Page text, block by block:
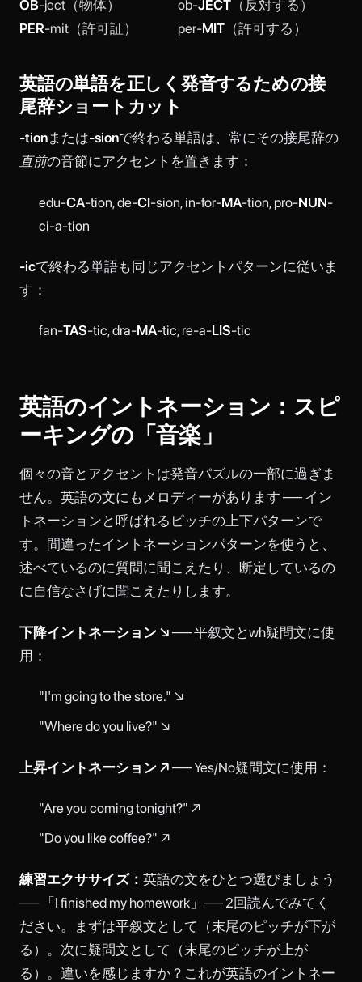
OB-ject（物体） ob-JECT （反対する）
PER-mit（許可証） per-MIT （許可する）
英語の単語を正しく発音するための接
尾辞ショートカット
-tionまたは-sionで終わる単語は、常にその接尾辞の
直前の音節にアクセントを置きます：
edu-CA-tion, de-CI-sion, in-for-MA-tion, pro-NUN-
ci-a-tion
-icで終わる単語も同じアクセントパターンに従いま
す：
fan-TAS-tic, dra-MA-tic, re-a-LIS-tic
英語のイントネーション：スピ
ーキングの「音楽」
個々の音とアクセントは発音パズルの一部に過ぎま
せん。英語の文にもメロディーがあります ── イン
トネーションと呼ばれるピッチの上下パターンで
す。間違ったイントネーションパターンを使うと、
述べているのに質問に聞こえたり、断定しているの
に自信なさげに聞こえたりします。
下降イントネーション ↘ ── 平叙文とwh疑問文に使
用：
"I'm going to the store." ↘
"Where do you live?" ↘
上昇イントネーション ↗ ── Yes/No疑問文に使用：
"Are you coming tonight?" ↗
"Do you like coffee?" ↗
練習エクササイズ： 英語の文をひとつ選びましょう
── 「I finished my homework」── 2回読んでみてく
ださい。まずは平叙文として（末尾のピッチが下が
る）。次に疑問文として（末尾のピッチが上が
る）。違いを感じますか？これが英語のイントネー